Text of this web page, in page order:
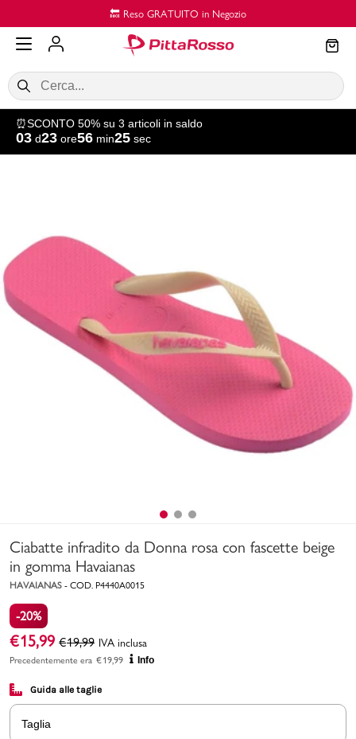
Vai al contenuto principale🔙 Reso GRATUITO in Negozio
Marchi
⏰SCONTO 50% su 3 articoli in saldo
03 d23 ore56 min24 sec
Ciabatte infradito da Donna rosa con fascette beige
in gomma Havaianas
HAVAIANAS - COD. P4440A0015
-20%
€15,99 €19,99 IVA inclusa
Precedentemente era €19,99 Info
Guida alle taglie
Taglia